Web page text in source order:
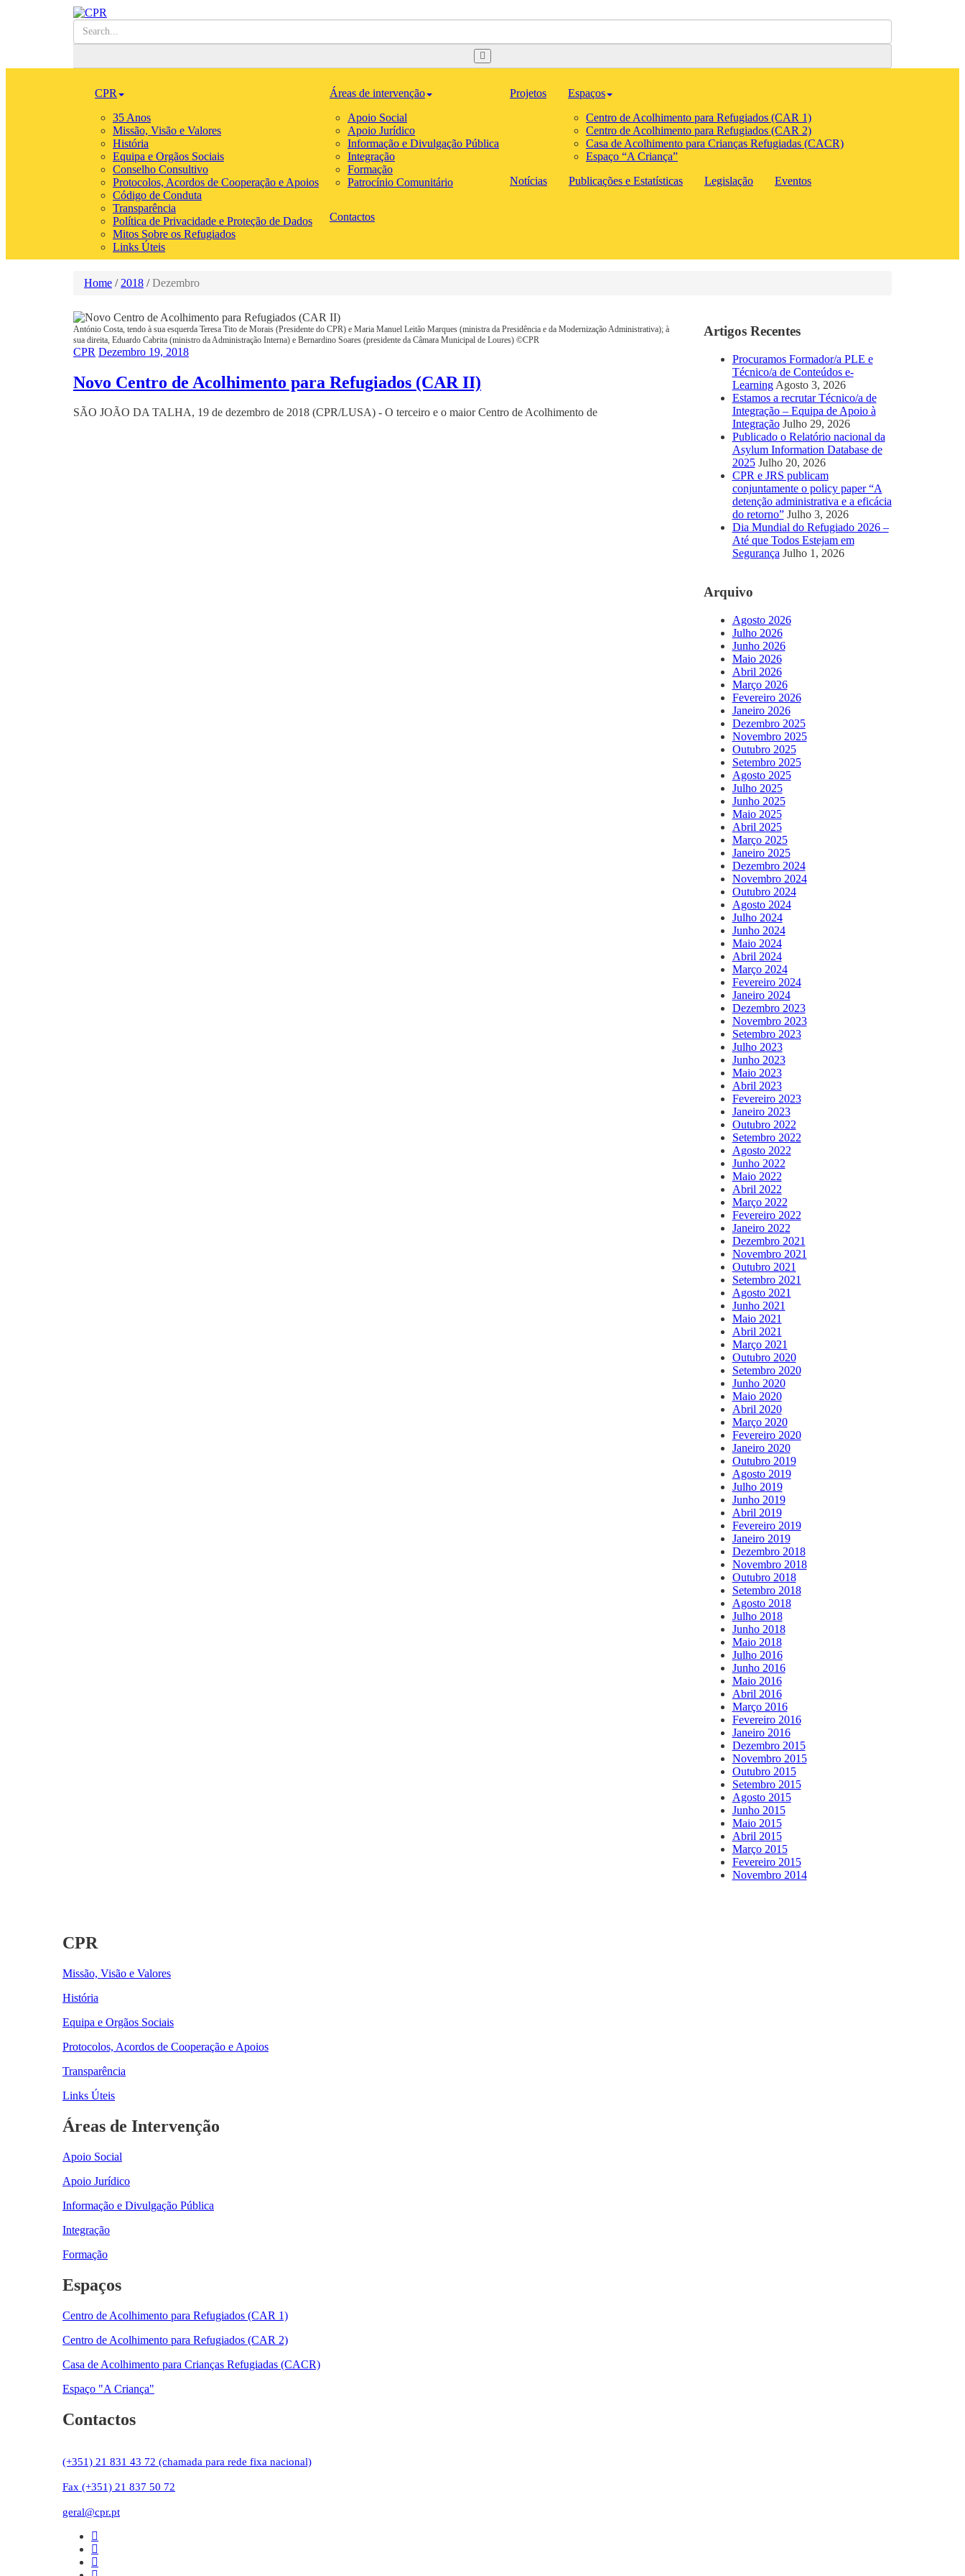
CPR
35 Anos
Missão, Visão e Valores
História
Equipa e Orgãos Sociais
Conselho Consultivo
Protocolos, Acordos de Cooperação e Apoios
Código de Conduta
Transparência
Política de Privacidade e Proteção de Dados
Mitos Sobre os Refugiados
Links Úteis
Áreas de intervenção
Apoio Social
Apoio Jurídico
Informação e Divulgação Pública
Integração
Formação
Patrocínio Comunitário
Projetos
Espaços
Centro de Acolhimento para Refugiados (CAR 1)
Centro de Acolhimento para Refugiados (CAR 2)
Casa de Acolhimento para Crianças Refugiadas (CACR)
Espaço “A Criança”
Notícias
Publicações e Estatísticas Legislação Eventos
Contactos
Home / 2018 /Dezembro
António Costa, tendo à sua esquerda Teresa Tito de Morais (Presidente do CPR) e Maria Manuel Leitão Marques (ministra da Presidência e da Modernização Administrativa); à
sua direita, Eduardo Cabrita (ministro da Administração Interna) e Bernardino Soares (presidente da Câmara Municipal de Loures) ©CPR
CPR Dezembro 19, 2018
Novo Centro de Acolhimento para Refugiados (CAR II)
SÃO JOÃO DA TALHA, 19 de dezembro de 2018 (CPR/LUSA) - O terceiro e o maior Centro de Acolhimento de
Artigos Recentes
Procuramos Formador/a PLE e
Técnico/a de Conteúdos e-
Learning Agosto 3, 2026
Estamos a recrutar Técnico/a de
Integração – Equipa de Apoio à
Integração Julho 29, 2026
Publicado o Relatório nacional da
Asylum Information Database de
2025 Julho 20, 2026
CPR e JRS publicam
conjuntamente o policy paper “A
detenção administrativa e a eficácia
do retorno” Julho 3, 2026
Dia Mundial do Refugiado 2026 –
Até que Todos Estejam em
Segurança Julho 1, 2026
Arquivo
Agosto 2026
Julho 2026
Junho 2026
Maio 2026
Abril 2026
Março 2026
Fevereiro 2026
Janeiro 2026
Dezembro 2025
Novembro 2025
Outubro 2025
Setembro 2025
Agosto 2025
Julho 2025
Junho 2025
Maio 2025
Abril 2025
Março 2025
Janeiro 2025
Dezembro 2024
Novembro 2024
Outubro 2024
Agosto 2024
Julho 2024
Junho 2024
Maio 2024
Abril 2024
Março 2024
Fevereiro 2024
Janeiro 2024
Dezembro 2023
Novembro 2023
Setembro 2023
Julho 2023
Junho 2023
Maio 2023
Abril 2023
Fevereiro 2023
Janeiro 2023
Outubro 2022
Setembro 2022
Agosto 2022
Junho 2022
Maio 2022
Abril 2022
Março 2022
Fevereiro 2022
Janeiro 2022
Dezembro 2021
Novembro 2021
Outubro 2021
Setembro 2021
Agosto 2021
Junho 2021
Maio 2021
Abril 2021
Março 2021
Outubro 2020
Setembro 2020
Junho 2020
Maio 2020
Abril 2020
Março 2020
Fevereiro 2020
Janeiro 2020
Outubro 2019
Agosto 2019
Julho 2019
Junho 2019
Abril 2019
Fevereiro 2019
Janeiro 2019
Dezembro 2018
Novembro 2018
Outubro 2018
Setembro 2018
Agosto 2018
Julho 2018
Junho 2018
Maio 2018
Julho 2016
Junho 2016
Maio 2016
Abril 2016
Março 2016
Fevereiro 2016
Janeiro 2016
Dezembro 2015
Novembro 2015
Outubro 2015
Setembro 2015
Agosto 2015
Junho 2015
Maio 2015
Abril 2015
Março 2015
Fevereiro 2015
Novembro 2014
CPR
Missão, Visão e Valores
História
Equipa e Orgãos Sociais
Protocolos, Acordos de Cooperação e Apoios
Transparência
Links Úteis
Áreas de Intervenção
Apoio Social
Apoio Jurídico
Informação e Divulgação Pública
Integração
Formação
Espaços
Centro de Acolhimento para Refugiados (CAR 1)
Centro de Acolhimento para Refugiados (CAR 2)
Casa de Acolhimento para Crianças Refugiadas (CACR)
Espaço "A Criança"
Contactos
(+351) 21 831 43 72 (chamada para rede fixa nacional)
Fax (+351) 21 837 50 72
geral@cpr.pt